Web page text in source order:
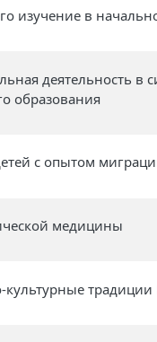
изучение в
деятельность в
образования
с опытом
медицины
традиции